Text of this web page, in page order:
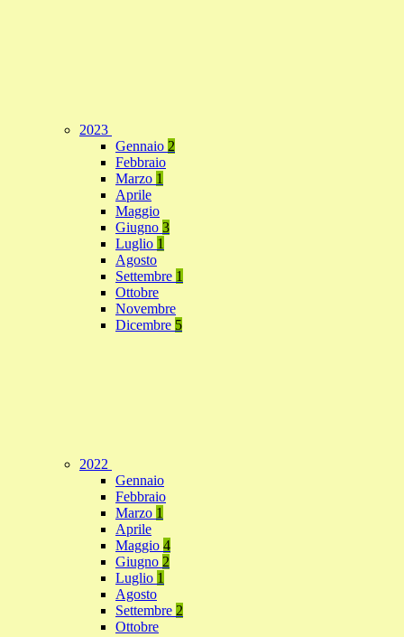
2023
Gennaio 2
Febbraio
Marzo 1
Aprile
Maggio
Giugno 3
Luglio 1
Agosto
Settembre 1
Ottobre
Novembre
Dicembre 5
2022
Gennaio
Febbraio
Marzo 1
Aprile
Maggio 4
Giugno 2
Luglio 1
Agosto
Settembre 2
Ottobre